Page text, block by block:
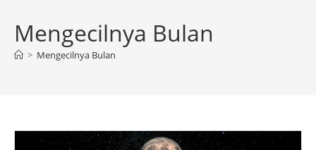
Mengecilnya Bulan
> Mengecilnya Bulan